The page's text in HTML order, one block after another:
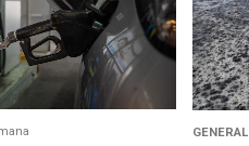
GENERAL